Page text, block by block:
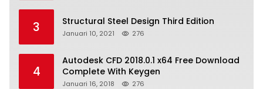
3 Structural Steel Design Third Edition
Januari 10, 2021 276
4
Autodesk CFD 2018.0.1 x64 Free Download
Complete With Keygen
Januari 16, 2018 276